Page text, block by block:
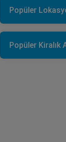
Popüler
Popüler Kiralık